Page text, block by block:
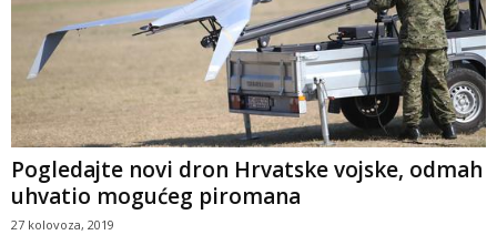
Pogledajte novi dron Hrvatske vojske, odmah
uhvatio mogućeg piromana
27 kolovoza, 2019